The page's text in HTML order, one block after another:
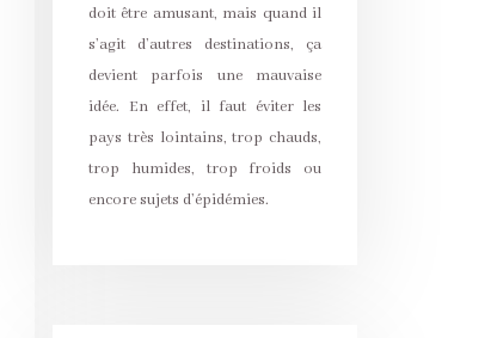
doit être amusant, mais quand il
s’agit d’autres destinations, ça
devient parfois une mauvaise
idée. En effet, il faut éviter les
pays très lointains, trop chauds,
trop humides, trop froids ou
encore sujets d’épidémies.